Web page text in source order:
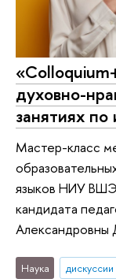
духовно-
занятиях
Мастер-класс
языков НИУ
кандидата
Александровны
Наука дискуссии